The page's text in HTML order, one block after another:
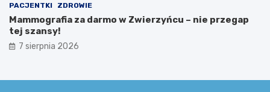
PACJENTKI ZDROWIE
Mammografia za darmo w Zwierzyńcu – nie przegap
tej szansy!
7 sierpnia 2026